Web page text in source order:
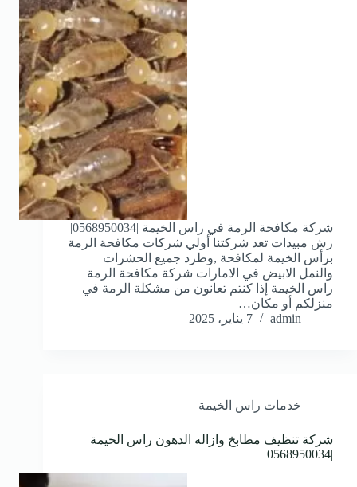
شركة مكافحة الرمة في راس الخيمة |0568950034|
رش مبيدات تعد شركتنا أولي شركات مكافحة الرمة
برأس الخيمة لمكافحة ,وطرد جميع الحشرات
والنمل الابيض في الامارات شركة مكافحة الرمة
راس الخيمة إذا كنتم تعانون من مشكلة الرمة في
منزلكم أو مكان…
admin
7 يناير، 2025
خدمات راس الخيمة
شركة تنظيف مطابخ وازاله الدهون راس الخيمة
|0568950034